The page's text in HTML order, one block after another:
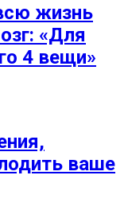
жизнь
«Для
4 вещи»
ваше